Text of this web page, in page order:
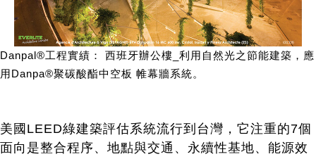
Danpal®工程實績： 西班牙辦公樓_利用自然光之節能建築，應
用Danpa®聚碳酸酯中空板 帷幕牆系統。
美國LEED綠建築評估系統流行到台灣，它注重的7個
面向是整合程序、地點與交通、永續性基地、能源效